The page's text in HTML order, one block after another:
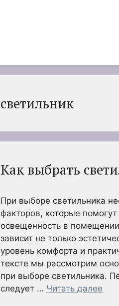
светильник
Как выбрать
При выборе светильника
факторов, которые
освещенность в
зависит не только
уровень комфорта и
тексте мы рассмотрим
при выборе светильника.
следует … Читать далее